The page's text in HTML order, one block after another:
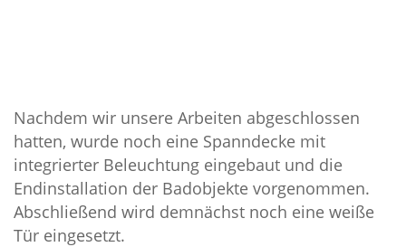
Nachdem wir unsere Arbeiten abgeschlossen
hatten, wurde noch eine Spanndecke mit
integrierter Beleuchtung eingebaut und die
Endinstallation der Badobjekte vorgenommen.
Abschließend wird demnächst noch eine weiße
Tür eingesetzt.